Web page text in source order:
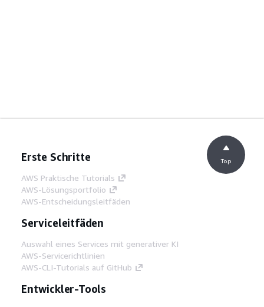
Erste Schritte
AWS Praktische Tutorials
AWS-Lösungsportfolio
AWS-Entscheidungsleitfäden
Serviceleitfäden
Auswahl eines Services mit generativer KI
AWS-Servicerichtlinien
AWS-CLI-Tutorials auf GitHub
Entwickler-Tools
Top